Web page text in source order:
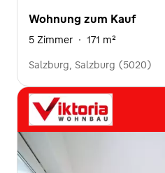
Wohnung zum Kauf
5 Zimmer · 171 m²
Salzburg, Salzburg (5020)